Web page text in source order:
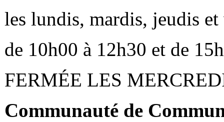
les lundis, mardis, jeudis et
de 10h00 à 12h30 et de
FERMÉE LES
Communauté de